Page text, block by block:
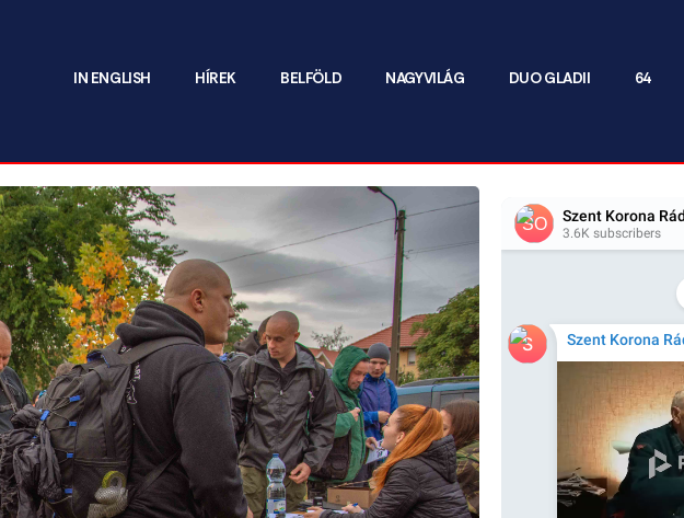
IN ENGLISH HÍREK BELFÖLD NAGYVILÁG DUO GLADII 64